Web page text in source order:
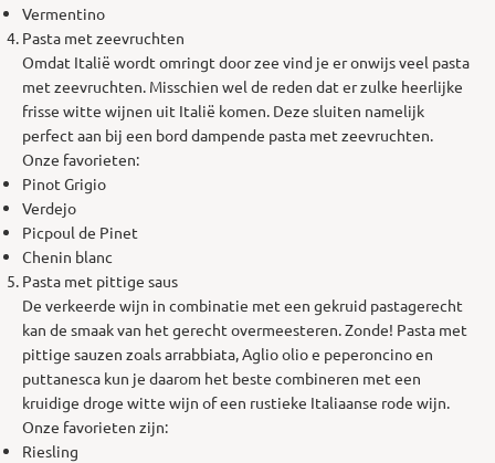
Vermentino
Pasta met zeevruchten
Omdat Italië wordt omringt door zee vind je er onwijs veel pasta
met zeevruchten. Misschien wel de reden dat er zulke heerlijke
frisse witte wijnen uit Italië komen. Deze sluiten namelijk
perfect aan bij een bord dampende pasta met zeevruchten.
Onze favorieten:
Pinot Grigio
Verdejo
Picpoul de Pinet
Chenin blanc
Pasta met pittige saus
De verkeerde wijn in combinatie met een gekruid pastagerecht
kan de smaak van het gerecht overmeesteren. Zonde! Pasta met
pittige sauzen zoals arrabbiata, Aglio olio e peperoncino en
puttanesca kun je daarom het beste combineren met een
kruidige droge witte wijn of een rustieke Italiaanse rode wijn.
Onze favorieten zijn:
Riesling